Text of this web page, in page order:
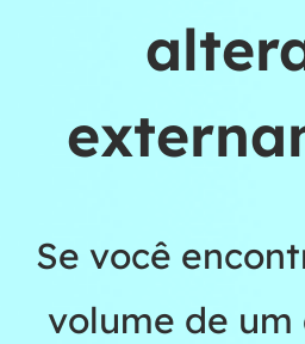
Se você
volume de